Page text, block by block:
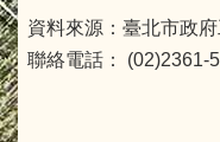
資料來源：臺北市政
聯絡電話： (02)2361-